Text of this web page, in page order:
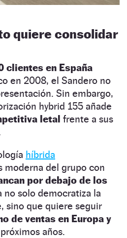
quiere consolidar
clientes en España
en 2008, el Sandero no
Sin embargo,
hybrid 155 añade
letal frente a sus
híbrida
moderna del grupo con
por debajo de los
no solo democratiza la
sino que quiere seguir
de ventas en Europa y
años.